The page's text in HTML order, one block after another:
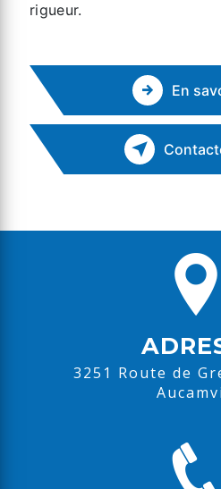
rigueur.
En
3251 Route de Grenade, 82600